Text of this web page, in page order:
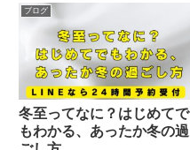
ブログ
冬至ってなに？はじめてで
もわかる、あったか冬の過